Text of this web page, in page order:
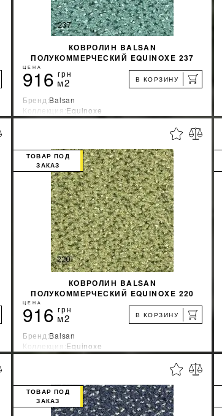
КОВРОЛИН BALSAN
ПОЛУКОММЕРЧЕСКИЙ EQUINOXE 237
ЦЕНА
916 грн
м2 В КОРЗИНУ
Бренд:Balsan
Коллекция:Equinoxe
Страна-производитель:Франция
УЗНАТЬ СВОЮ СКИДКУ %
КУПИТЬ
КОВРОЛИН BALSAN
ПОЛУКОММЕРЧЕСКИЙ EQUINOXE 220
ТОВАР ПОД
ЗАКАЗ
ЦЕНА
916 грн
м2 В КОРЗИНУ
Бренд:Balsan
Коллекция:Equinoxe
Страна-производитель:Франция
УЗНАТЬ СВОЮ СКИДКУ %
КУПИТЬ
ТОВАР ПОД
ЗАКАЗ